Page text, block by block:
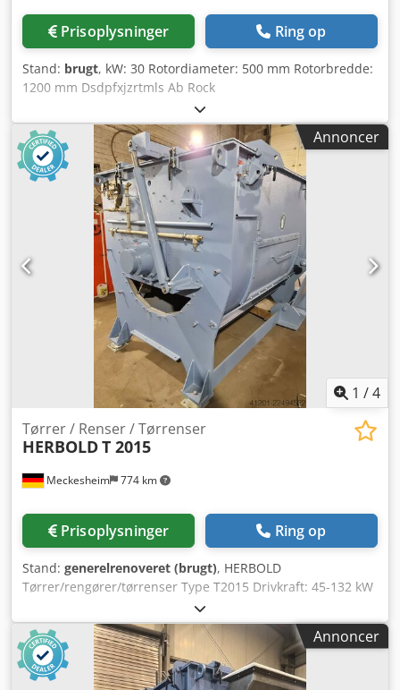
Prisoplysninger Ring op
Stand: brugt, kW: 30 Rotordiameter: 500 mm Rotorbredde:
1200 mm Dsdpfxjzrtmls Ab Rock
Annoncer
1 /4
Meckesheim 774 km
Tørrer / Renser / Tørrenser
HERBOLDT 2015
Prisoplysninger Ring op
Stand: generelrenoveret (brugt), HERBOLD
Tørrer/rengører/tørrenser Type T2015 Drivkraft: 45-132 kW
afhængig af den krævede ydelse og opgave Dcedpfx Aszrtl
Ieb Rsk Anvendelse: Tørring og rengøring af hårdplast,
PET-flager (maks. 4 t/t kapacitet) og folier (1,2-1,6 t/t) Rotor:
1200 mm diameter x 2300 mm lang Standardsigte: 2,5 mm
runde huller Med kileremstræk
Annoncer